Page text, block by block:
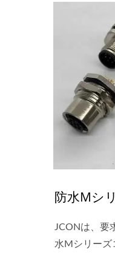
防水Mシ
JCONは、要
水Mシリーズ